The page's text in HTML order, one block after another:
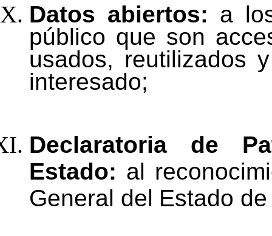
Datos abiertos: a
público que son
usados, reutilizados y
interesado;
Declaratoria de
Estado: al
General del Estado de